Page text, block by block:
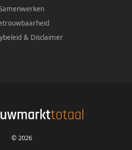
& Disclaimer
© 2026